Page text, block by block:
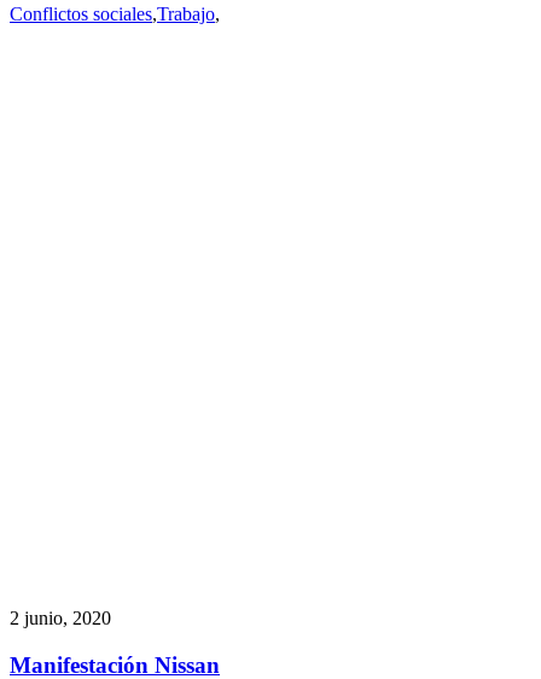
Conflictos sociales,Trabajo,
2 junio, 2020
Manifestación Nissan